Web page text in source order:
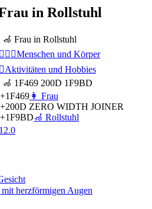
in Rollstuhl
Frau in Rollstuhl
und Körper
und Hobbies
1F469 200D 1F9BD
👩 Frau
ZERO WIDTH JOINER
🦽 Rollstuhl
herzförmigen Augen